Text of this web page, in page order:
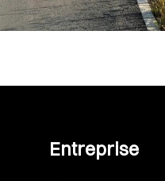
Entreprise